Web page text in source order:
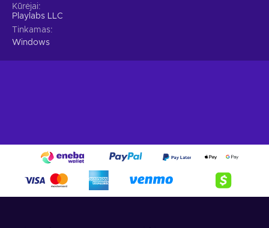
Kūrėjai
Playlabs LLC
Tinkamas
Windows